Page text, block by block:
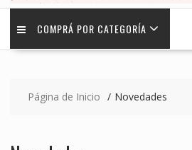
COMPRÁ POR CATEGORÍA
Página de Inicio Novedades